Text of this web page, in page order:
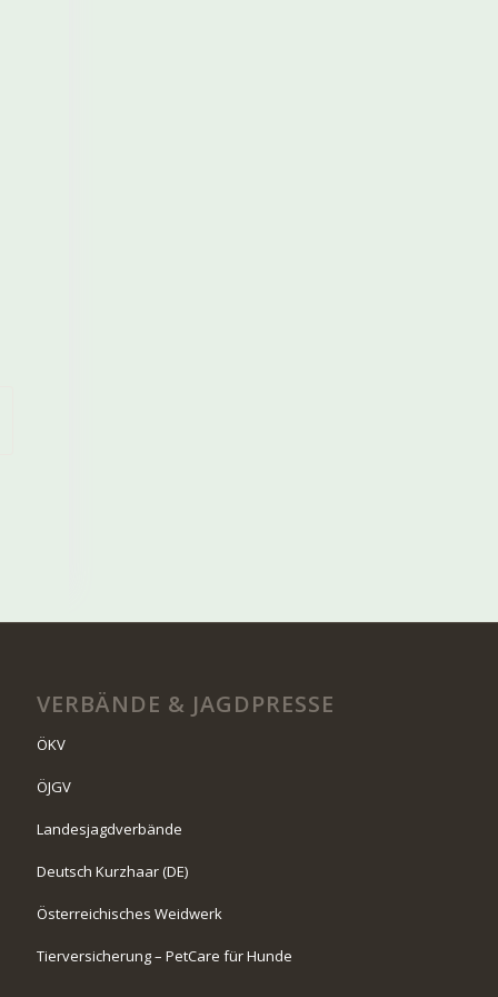
VERBÄNDE & JAGDPRESSE
ÖKV
ÖJGV
Landesjagdverbände
Deutsch Kurzhaar (DE)
Österreichisches Weidwerk
Tierversicherung – PetCare für Hunde